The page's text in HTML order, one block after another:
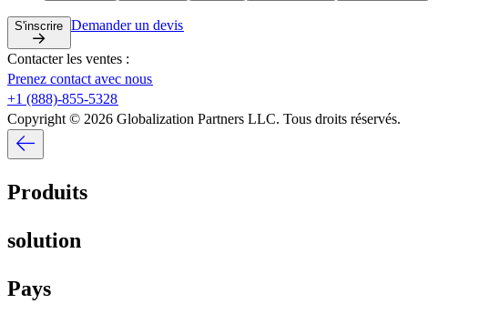
S'inscrire​​ Demander un devis​​
Contacter les ventes :​​
Prenez contact avec nous​​
+1 (888)-855-5328​​
Copyright © 2026 Globalization Partners LLC. Tous droits réservés.​​
Produits​​
solution​​
Pays​​